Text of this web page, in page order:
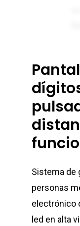
Sistema de
personas
electrónico
led en alta